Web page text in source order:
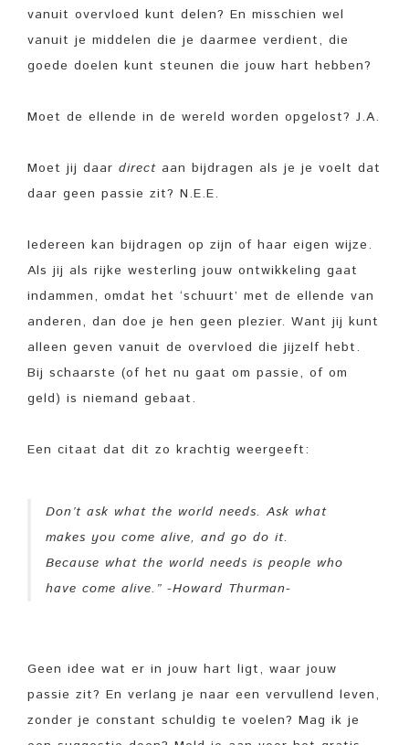
vanuit overvloed kunt delen? En misschien wel
vanuit je middelen die je daarmee verdient, die
goede doelen kunt steunen die jouw hart hebben?
Moet de ellende in de wereld worden opgelost? J.A.
Moet jij daar direct aan bijdragen als je je voelt dat
daar geen passie zit? N.E.E.
Iedereen kan bijdragen op zijn of haar eigen wijze.
Als jij als rijke westerling jouw ontwikkeling gaat
indammen, omdat het ‘schuurt’ met de ellende van
anderen, dan doe je hen geen plezier. Want jij kunt
alleen geven vanuit de overvloed die jijzelf hebt.
Bij schaarste (of het nu gaat om passie, of om
geld) is niemand gebaat.
Een citaat dat dit zo krachtig weergeeft:
Don’t ask what the world needs. Ask what
makes you come alive, and go do it.
Because what the world needs is people who
have come alive.” -Howard Thurman-
Geen idee wat er in jouw hart ligt, waar jouw
passie zit? En verlang je naar een vervullend leven,
zonder je constant schuldig te voelen? Mag ik je